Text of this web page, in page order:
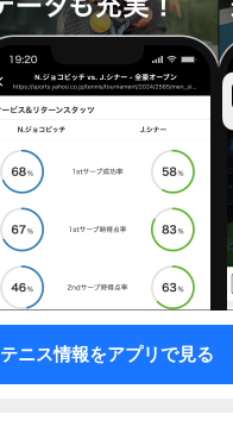
テニス情報をアプリで見る